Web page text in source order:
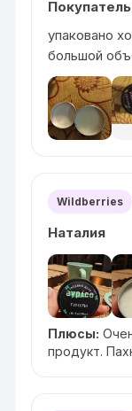
упаковано
большой
Wildberries
Наталия
Плюсы:
продукт.